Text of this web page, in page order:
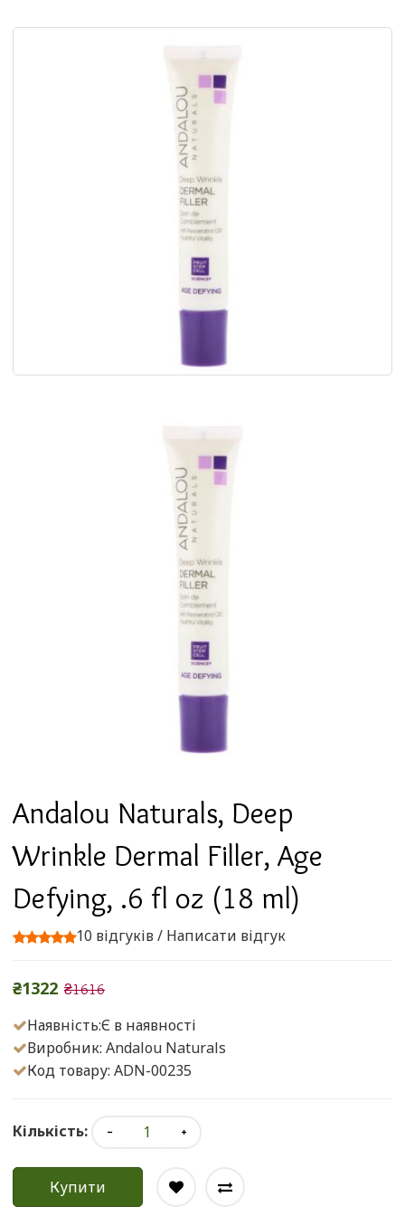
Andalou Naturals, Deep
Wrinkle Dermal Filler, Age
Defying, .6 fl oz (18 ml)
10 відгуків/ Написати відгук
₴1322 ₴1616
Наявність:Є в наявності
Виробник: Andalou Naturals
Код товару: ADN-00235
Кількість:
Купити